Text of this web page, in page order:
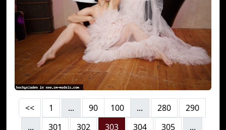
<< 1 ... 90 100 ... 280
290
...
301 302 303 304 305
...